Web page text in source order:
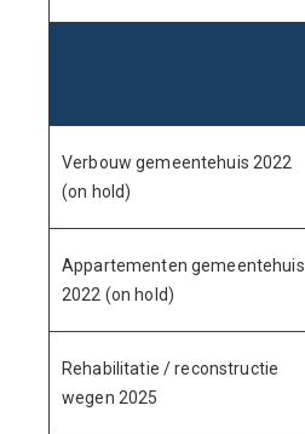
Verbouw gemeentehuis 2022
(on hold)
Appartementen gemeentehuis
2022 (on hold)
Rehabilitatie / reconstructie
wegen 2025